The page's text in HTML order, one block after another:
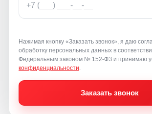
Нажимая кнопку «Заказать звонок», я даю
обработку персональных данных в
Федеральным законом № 152-ФЗ и принимаю
конфиденциальности
Заказать звонок